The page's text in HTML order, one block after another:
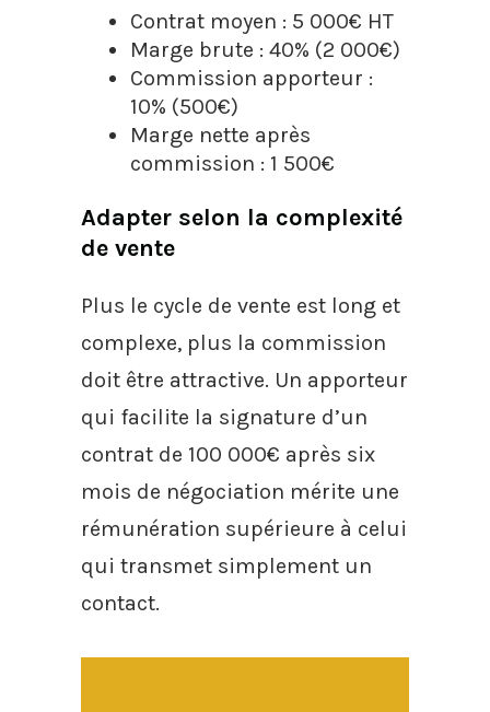
Contrat moyen : 5 000€ HT
Marge brute : 40% (2 000€)
Commission apporteur :
10% (500€)
Marge nette après
commission : 1 500€
Adapter selon la complexité
de vente
Plus le cycle de vente est long et
complexe, plus la commission
doit être attractive. Un apporteur
qui facilite la signature d’un
contrat de 100 000€ après six
mois de négociation mérite une
rémunération supérieure à celui
qui transmet simplement un
contact.